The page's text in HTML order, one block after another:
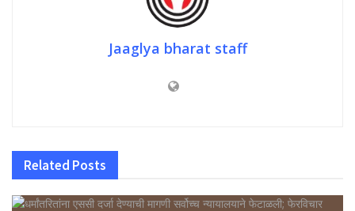
Jaaglya bharat staff
Related Posts